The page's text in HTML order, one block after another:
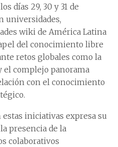
días 29, 30 y 31 de
universidades,
wiki de América Latina
del conocimiento libre
retos globales como la
complejo panorama
con el conocimiento
estas iniciativas expresa su
presencia de la
colaborativos